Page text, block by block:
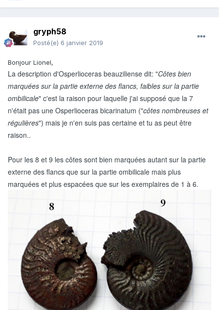
gryph58
Posté(e) 6 janvier 2019
Bonjour Lionel,
La description d'Osperlioceras beauziliense dit: "Côtes bien
marquées sur la partie externe des flancs, faibles sur la partie
ombilicale" c'est la raison pour laquelle j'ai supposé que la 7
n'était pas une Osperlioceras bicarinatum ("côtes nombreuses et
régulières") mais je n'en suis pas certaine et tu as peut être
raison..
Pour les 8 et 9 les côtes sont bien marquées autant sur la partie
externe des flancs que sur la partie ombilicale mais plus
marquées et plus espacées que sur les exemplaires de 1 à 6.